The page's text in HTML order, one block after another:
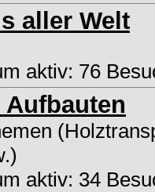
aller Welt
aktiv: 76
aktiv: 34